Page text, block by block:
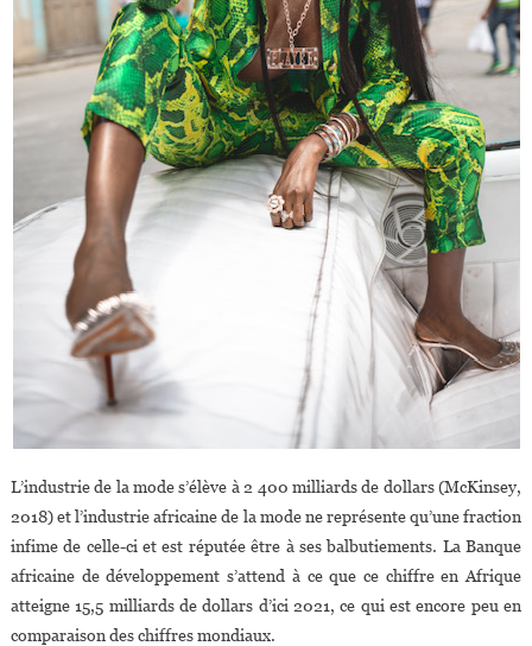
L’industrie de la mode s’élève à 2 400 milliards de dollars (McKinsey,
2018) et l’industrie africaine de la mode ne représente qu’une fraction
infime de celle-ci et est réputée être à ses balbutiements. La Banque
africaine de développement s’attend à ce que ce chiffre en Afrique
atteigne 15,5 milliards de dollars d’ici 2021, ce qui est encore peu en
comparaison des chiffres mondiaux.